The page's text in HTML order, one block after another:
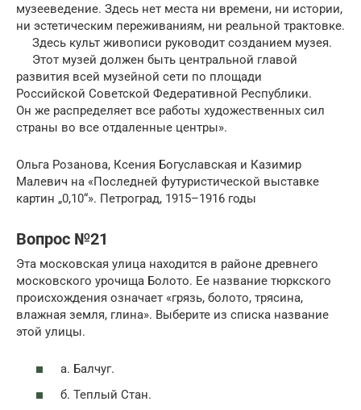
музееведение. Здесь нет места ни времени, ни исто­рии,
ни эстетическим переживаниям, ни реальной трактовке.
Здесь культ живописи руководит созданием музея.
Этот музей должен быть центральной главой
развития всей музей­ной сети по площади
Российской Советской Федеративной Республики.
Он же распреде­ляет все работы худо­же­ственных сил
страны во все отдаленные центры».
Ольга Розанова, Ксения Богуславская и Казимир
Малевич на «Последней футуристической выставке
картин „0,10“». Петроград, 1915–1916 годы
Вопрос №21
Эта московская улица находится в районе древнего
московского урочища Болото. Ее название тюркского
происхождения означает «грязь, болото, трясина,
влажная земля, глина». Выберите из списка название
этой улицы.
а. Балчуг.
б. Теплый Стан.